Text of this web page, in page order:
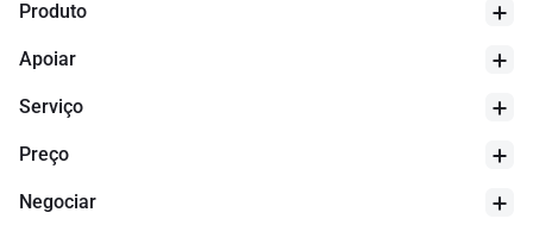
Produto
Apoiar
Serviço
Preço
Negociar